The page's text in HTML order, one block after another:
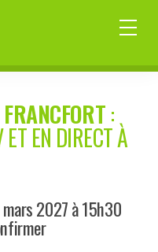
FRANCFORT:
EN DIRECT À
2027 à 15h30